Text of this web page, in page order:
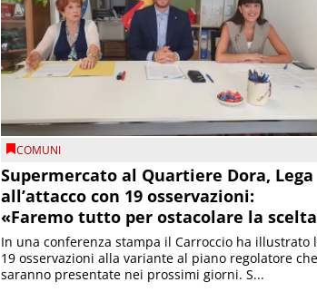
COMUNI
Supermercato al Quartiere Dora, Lega
all’attacco con 19 osservazioni:
«Faremo tutto per ostacolare la
In una conferenza stampa il Carroccio ha illustrato
19 osservazioni alla variante al piano regolatore che
saranno presentate nei prossimi giorni. S...